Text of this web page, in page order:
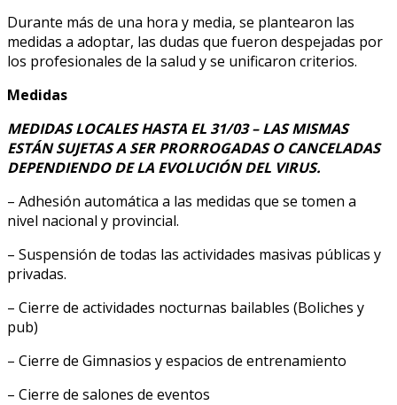
Durante más de una hora y media, se plantearon las
medidas a adoptar, las dudas que fueron despejadas por
los profesionales de la salud y se unificaron criterios.
Medidas
MEDIDAS LOCALES HASTA EL 31/03 – LAS MISMAS
ESTÁN SUJETAS A SER PRORROGADAS O CANCELADAS
DEPENDIENDO DE LA EVOLUCIÓN DEL VIRUS.
– Adhesión automática a las medidas que se tomen a
nivel nacional y provincial.
– Suspensión de todas las actividades masivas públicas y
privadas.
– Cierre de actividades nocturnas bailables (Boliches y
pub)
– Cierre de Gimnasios y espacios de entrenamiento
– Cierre de salones de eventos